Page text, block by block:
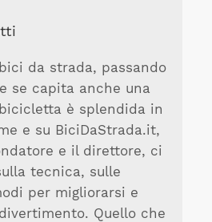
da strada, passando
se capita anche una
è splendida in
e su BiciDaStrada.it,
e il direttore, ci
tecnica, sulle
per migliorarsi e
Quello che